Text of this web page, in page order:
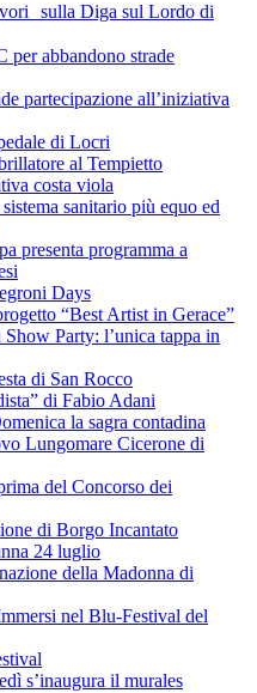
sulla Diga sul Lordo di
per abbandono strade
partecipazione all’iniziativa
di Locri
al Tempietto
costa viola
sanitario più equo ed
presenta programma a
Days
“Best Artist in Gerace”
Party: l’unica tappa in
di San Rocco
di Fabio Adani
la sagra contadina
Lungomare Cicerone di
del Concorso dei
di Borgo Incantato
24 luglio
della Madonna di
nel Blu-Festival del
s’inaugura il murales